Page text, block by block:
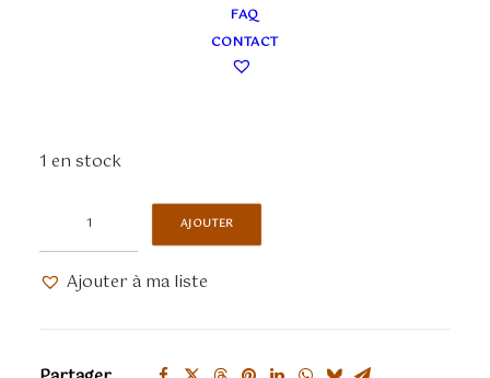
FAQ
CONTACT
Masque en dentelle souple, confectionné à Venise.
1 en stock
bronze
AJOUTER
Ajouter à ma liste